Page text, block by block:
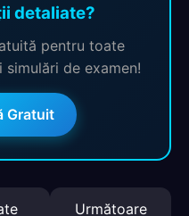
detaliate?
pentru toate
de examen!
Gratuit
Următoare